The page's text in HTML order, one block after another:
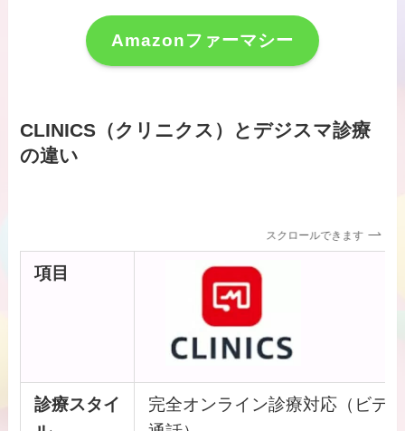
Amazonファーマシー
CLINICS（クリニクス）とデジスマ診療
の違い
スクロールできます
項目
診療スタイ
完全オンライン診療対応（ビデオ